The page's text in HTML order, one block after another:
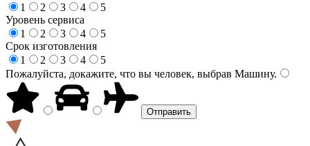
1
2 3 4
5
Уровень сервиса
1
2 3 4
5
Срок изготовления
1
2 3 4
5
Пожалуйста, докажите, что вы человек, выбрав Машину.